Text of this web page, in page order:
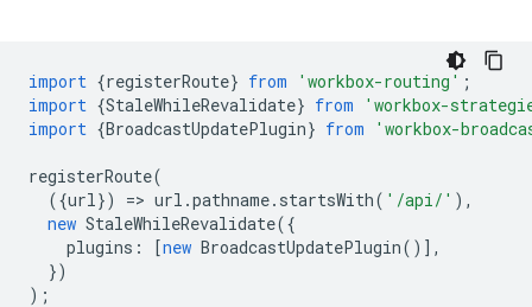
import {registerRoute} from 'workbox-routing' ;
import {StaleWhileRevalidate} from
'workbox-
import {BroadcastUpdatePlugin} from 'workbox-
registerRoute(
({url}) => url .pathname. startsWith( '/api/' ),
new StaleWhileRevalidate({
plugins : [new BroadcastUpdatePlugin()],
})
);